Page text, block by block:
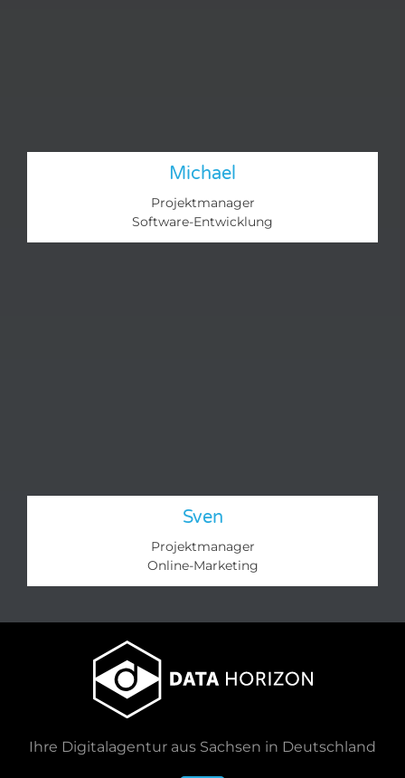
Michael
Projektmanager
Software-Entwicklung
Sven
Projektmanager
Online-Marketing​
Ihre Digitalagentur aus Sachsen in Deutschland